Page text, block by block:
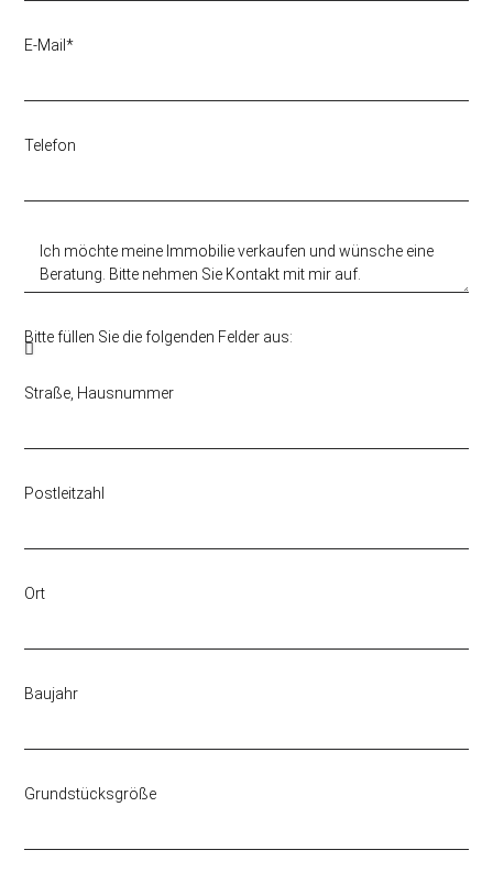
E-Mail*
Telefon
Bitte füllen Sie die folgenden Felder aus:
Straße, Hausnummer
Postleitzahl
Ort
Baujahr
Grundstücksgröße